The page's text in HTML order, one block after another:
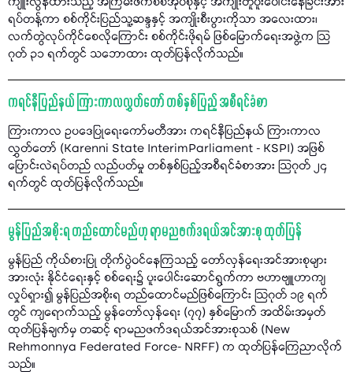
ရပ်တန့်ကာ စစ်ကိုင်းပြည်သူ့ဆန္ဒနှင့် အကျိုးစီးပွားကိုသာ အလေးထား၊
လက်တွဲလုပ်ကိုင်စေလိုကြောင်း စစ်ကိုင်းဖိုရမ် ဖြစ်မြောက်ရေးအဖွဲ့က သြ
ဂုတ် ၃၁ ရက်တွင် သဘောထား ထုတ်ပြန်လိုက်သည်။
ကရင်နီပြည်နယ် ကြားကာလလွှတ်တော် တစ်နှစ်ပြည့် အစီရင်ခံစာ
ကြားကာလ ဥပဒေပြုရေးကော်မတီအား ကရင်နီပြည်နယ် ကြားကာလ
လွှတ်တော် (Karenni State InterimParliament - KSPI) အဖြစ်
ပြောင်းလဲရပ်တည် လည်ပတ်မှု တစ်နှစ်ပြည့်အစီရင်ခံစာအား သြဂုတ် ၂၄
ရက်တွင် ထုတ်ပြန်လိုက်သည်။
မွန်ပြည်အစိုးရ တည်ထောင်မည်ဟု ရာမညဖက်ဒရယ်အင်အားစု ထုတ်ပြန်
မွန်ပြည် ကိုယ်စားပြု တိုက်ပွဲဝင်နေကြသည့် တော်လှန်ရေးအင်အားစုများ
အားလုံး နိုင်ငံရေးနှင့် စစ်ရေး၌ ပူးပေါင်းဆောင်ရွက်ကာ ဗဟာဗျူဟာကျ
လှုပ်ရှား၍ မွန်ပြည်အစိုးရ တည်ထောင်မည်ဖြစ်ကြောင်း သြဂုတ် ၁၉ ရက်
တွင် ကျရောက်သည့် မွန်တော်လှန်ရေး (၇၇) နှစ်မြောက် အထိမ်းအမှတ်
ထုတ်ပြန်ချက်မှ တဆင့် ရာမညဖက်ဒရယ်အင်အားစုသစ် (New
Rehmonnya Federated Force- NRFF) က ထုတ်ပြန်ကြေညာလိုက်
သည်။